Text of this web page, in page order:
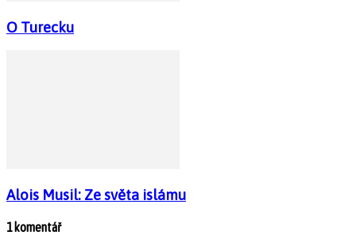
O Turecku
Alois Musil: Ze světa islámu
1 komentář